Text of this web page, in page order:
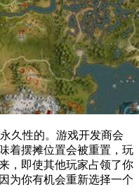
久性的。游戏开发商会
着摆摊位置会被重置，玩
，即使其他玩家占领了你
为你有机会重新选择一个